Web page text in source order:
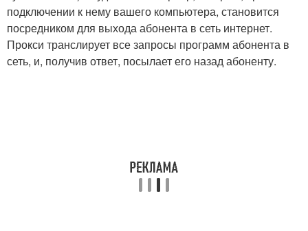
подключении к нему вашего компьютера, становится
посредником для выхода абонента в сеть интернет.
Прокси транслирует все запросы программ абонента в
сеть, и, получив ответ, посылает его назад абоненту.